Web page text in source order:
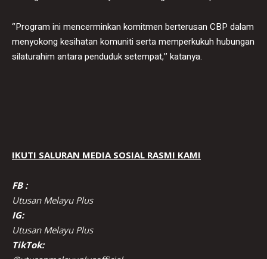
‘’Program ini mencerminkan komitmen berterusan CBP dalam
menyokong kesihatan komuniti serta memperkukuh hubungan
silaturahim antara penduduk setempat,’’ katanya.
IKUTI SALURAN MEDIA SOSIAL RASMI KAMI
FB :
Utusan Melayu Plus
IG:
Utusan Melayu Plus
TikTok: